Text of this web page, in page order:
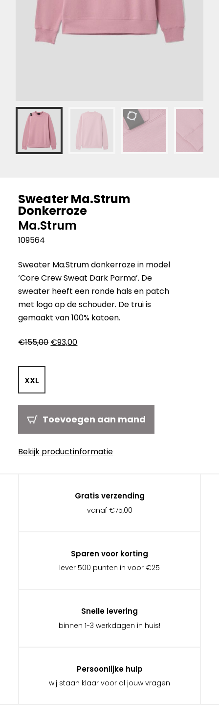
Sweater Ma.Strum
Donkerroze
Ma.Strum
109564
Sweater Ma.Strum donkerroze in model
‘Core Crew Sweat Dark Parma’. De
sweater heeft een ronde hals en patch
met logo op de schouder. De trui is
gemaakt van 100% katoen.
€155,00 Oorspronkelijke
€93,00Huidige
XXL
Toevoegen aan mand
Bekijk productinformatie
Gratis verzending
vanaf €75,00
Sparen voor korting
lever 500 punten in voor €25
Snelle levering
binnen 1-3 werkdagen in huis!
Persoonlijke hulp
wij staan klaar voor al jouw vragen